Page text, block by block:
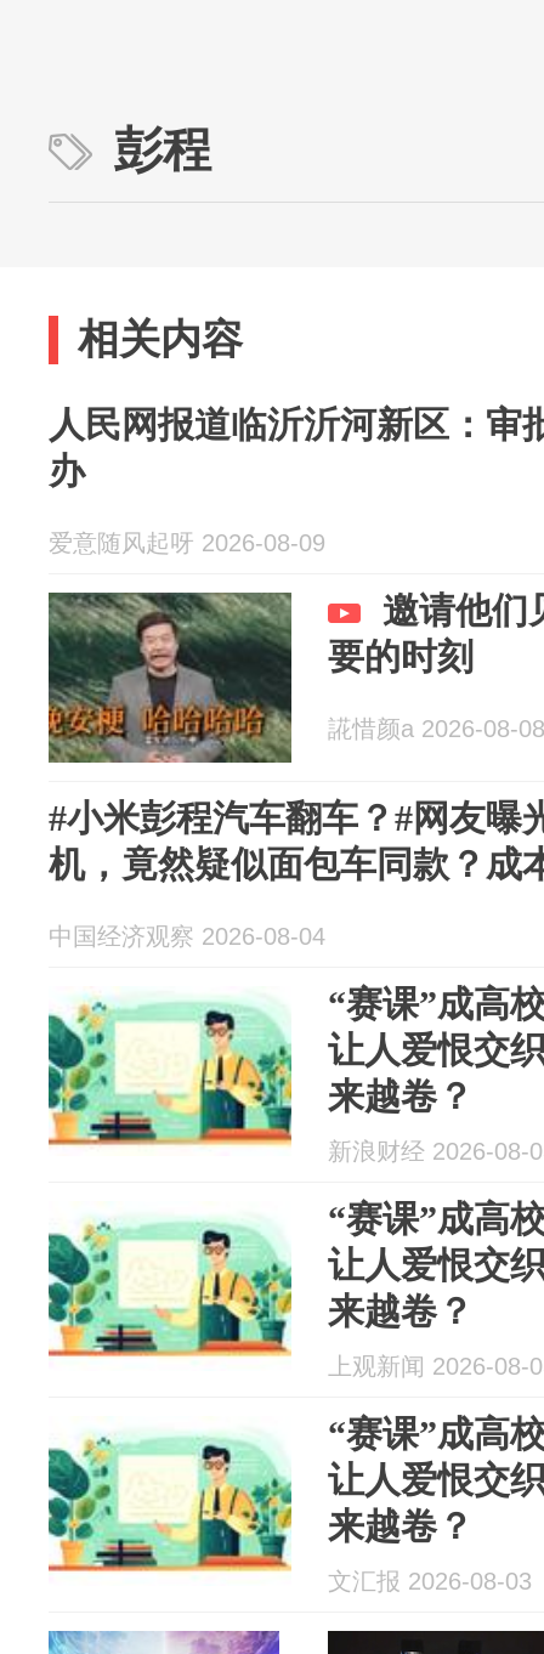
彭程
相关内容
人民网报道临沂沂河新区：审
办
爱意随风起呀 2026-08-09
邀请他们
要的时刻
誮惜颜a 2026-08-08
#小米彭程汽车翻车？#网友曝
机，竟然疑似面包车同款？成
中国经济观察 2026-08-04
“赛课”成高
让人爱恨交
来越卷？
新浪财经 2026-08-
“赛课”成高
让人爱恨交
来越卷？
上观新闻 2026-08-
“赛课”成高
让人爱恨交
来越卷？
文汇报 2026-08-03